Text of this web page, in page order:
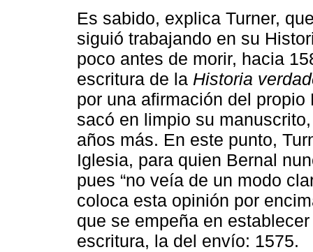
Es sabido, explica Turner,
siguió trabajando en su
poco antes de morir, hacia
escritura de la Historia
por una afirmación del
sacó en limpio su
años más. En este punto,
Iglesia, para quien Bernal
pues “no veía de un modo
coloca esta opinión por
que se empeña en
escritura, la del envío: 1575.